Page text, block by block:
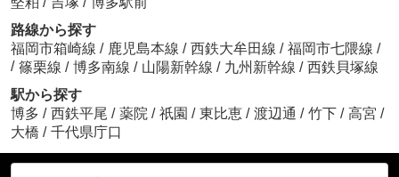
路線から探す
福岡市箱崎線 / 鹿児島本線 / 西鉄大牟田線 / 福岡市七隈線 /
/ 篠栗線 / 博多南線 / 山陽新幹線 / 九州新幹線 / 西鉄貝塚線
駅から探す
博多 / 西鉄平尾 / 薬院 / 祇園 / 東比恵 / 渡辺通 / 竹下 / 高宮 /
大橋 / 千代県庁口